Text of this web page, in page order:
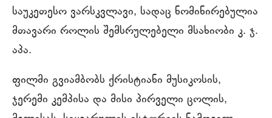
საუკეთესო ვარსკვლავი, სადაც ნომინირებულია
მთავარი როლის შემსრულებელი მსახიობი კ. ჯ.
აპა.
ფილმი გვიამბობს ქრისტიანი მუსიკოსის,
ჯერემი კემპისა და მისი პირველი ცოლის,